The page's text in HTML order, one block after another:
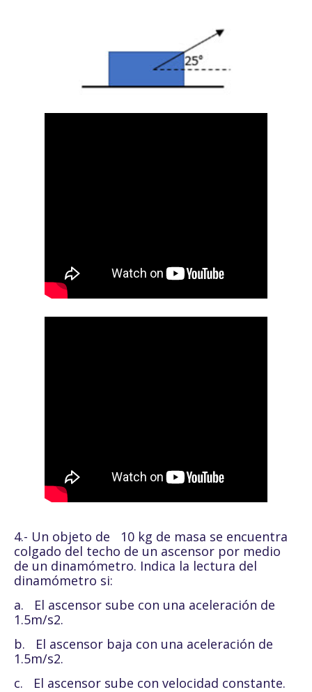
4.- Un objeto de 10 kg de masa se encuentra
colgado del techo de un ascensor por medio
de un dinamómetro. Indica la lectura del
dinamómetro si:
a.
El ascensor sube con una aceleración de
1.5m/s2.
b.
El ascensor baja con una aceleración de
1.5m/s2.
c.
El ascensor sube con velocidad constante.